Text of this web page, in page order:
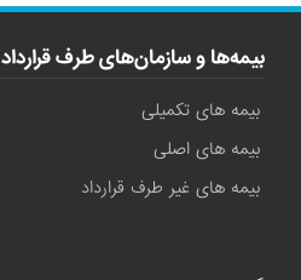
بیمه‌ها و سازمان‌های طرف قرارداد
بیمه های تکمیلی
بیمه های اصلی
بیمه های غیر طرف قرارداد